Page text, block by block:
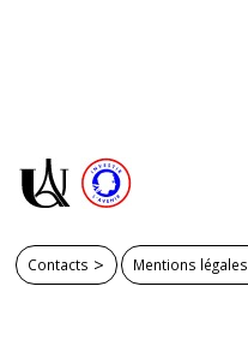
Contacts Mentions légales